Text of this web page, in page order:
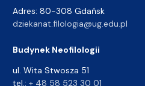
Adres: 80-308 Gdańsk
dziekanat.filologia@ug.edu.pl
Budynek Neofilologii
ul. Wita Stwosza 51
tel.: + 48 58 523 30 01